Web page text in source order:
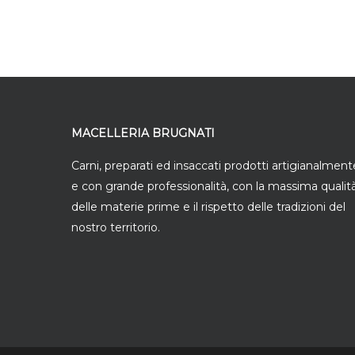
MACELLERIA BRUGNATI
Carni, preparati ed insaccati prodotti
e con grande professionalità, con la massima
delle materie prime e il rispetto delle tradizioni del
nostro territorio.